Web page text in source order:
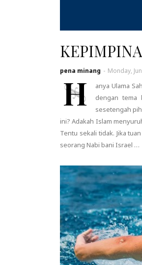
pena minang - Monday,
H
anya Ulama
dengan tema
sesetengah
ini? Adakah Islam
Tentu sekali tidak. Jika
seorang Nabi bani Israel …